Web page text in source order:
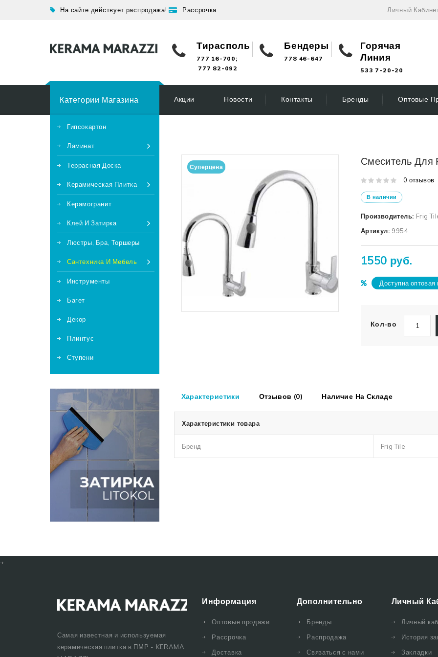
На сайте действует распродажа! Рассрочка Личный
Тирасполь
777 16-700;
777 82-092
Бендеры
778 46-647
Горячая
Линия
533 7-20-20
Акции Новости Контакты Бренды Оптовые
Категории Магазина
Гипсокартон
Ламинат
Террасная Доска
Керамическая Плитка
Керамогранит
Клей И Затирка
Люстры, Бра, Торшеры
Сантехника И Мебель
Инструменты
Багет
Декор
Плинтус
Ступени
Суперцена Смеситель Для
0 отзывов
В наличии
Производитель: Frig
Артикул: 9954
1550 руб.
Доступна оптовая
Кол-во
Характеристики Отзывов (0) Наличие На Складе
Характеристики товара
Бренд Frig Tile
Самая известная и используемая
керамическая плитка в ПМР - KERAMA
Информация
Оптовые продажи
Рассрочка
Доставка
Дополнительно
Бренды
Распродажа
Связаться с нами
Личный
Личный
История
Закладки